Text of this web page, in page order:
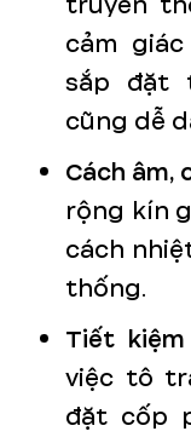
cảm
sắp đặt
cũng dễ
Cách âm,
rộng kín
cách
thống.
Tiết
việc tô
đặt cốp